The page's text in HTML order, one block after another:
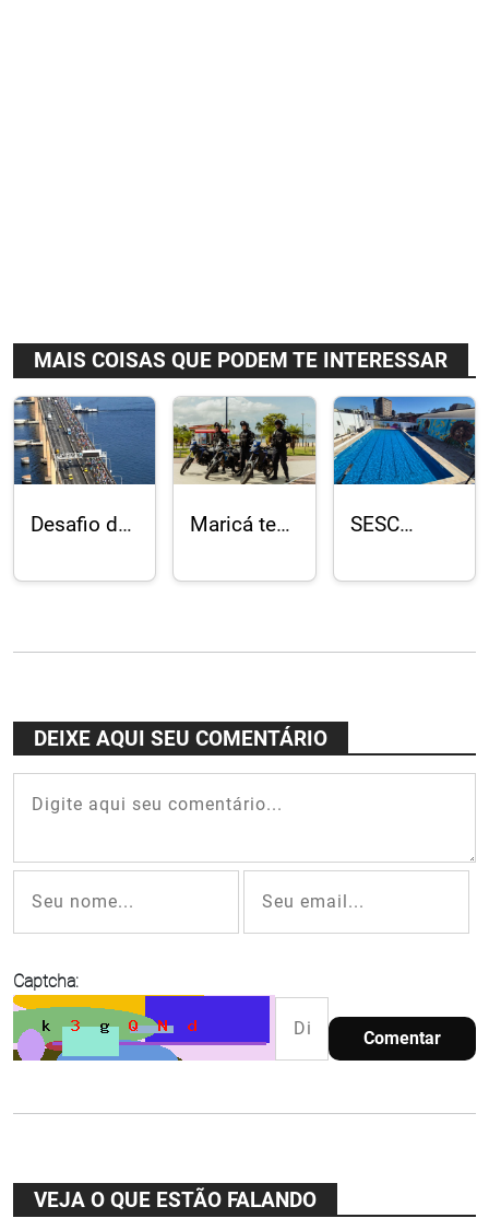
MAIS COISAS QUE PODEM TE INTERESSAR
Desafio da
21 km com
Rio-Niterói
Maricá tem
número de
em 23
SESC
Caxias com
em ritmo
DEIXE AQUI SEU COMENTÁRIO
Captcha:
Comentar
VEJA O QUE ESTÃO FALANDO